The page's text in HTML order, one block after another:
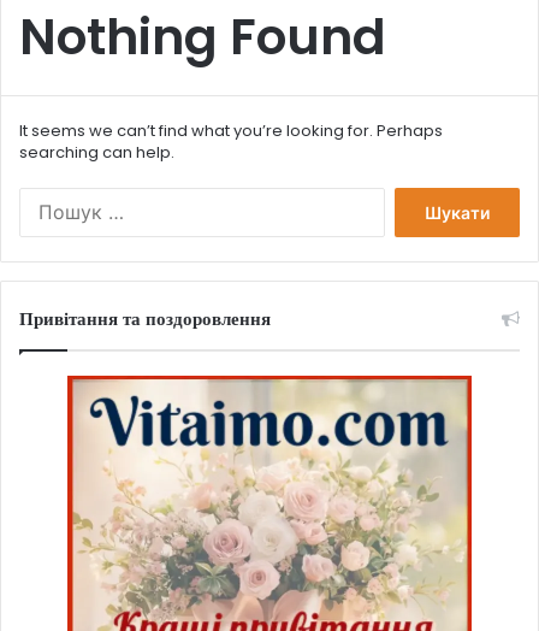
Nothing Found
It seems we can’t find what you’re looking for. Perhaps
searching can help.
Привітання та поздоровлення